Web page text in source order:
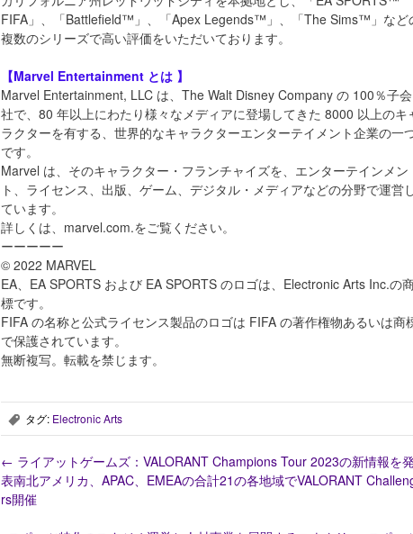
FIFA」、「Battlefield™」、「Apex Legends™」、「The Sims™」など
複数のシリーズで高い評価をいただいております。
【Marvel Entertainment とは 】
Marvel Entertainment, LLC は、The Walt Disney Company の 100％子会
社で、80 年以上にわたり様々なメディアに登場してきた 8000 以上のキ
ラクターを有する、世界的なキャラクターエンターテイメント企業の一
です。
Marvel は、そのキャラクター・フランチャイズを、エンターテインメン
ト、ライセンス、出版、ゲーム、デジタル・メディアなどの分野で運営
ています。
詳しくは、marvel.com.をご覧ください。
ーーーーー
© 2022 MARVEL
EA、EA SPORTS および EA SPORTS のロゴは、Electronic Arts Inc.の
標です。
FIFA の名称と公式ライセンス製品のロゴは FIFA の著作権物あるいは商
で保護されています。
無断複写。転載を禁じます。
, タグ: Electronic Arts
← ライアットゲームズ：VALORANT Champions Tour 2023の新情報を発
表南北アメリカ、APAC、EMEAの合計21の各地域でVALORANT
rs開催